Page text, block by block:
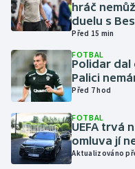
Házená
Judo
Krasobruslení
Lezení
hráč
duelu s
Před 15 min
FOTBAL
Polidar dal
Palici
Před 7 hod
FOTBAL
UEFA trvá
omluva jí
Aktualizováno